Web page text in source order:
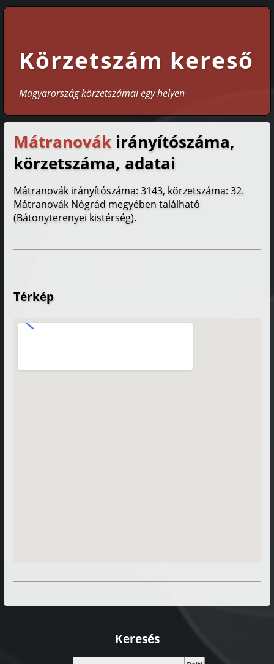
Körzetszám kereső
Magyarország körzetszámai egy helyen
Mátranovák irányítószáma,
körzetszáma, adatai
Mátranovák irányítószáma: 3143, körzetszáma: 32.
Mátranovák Nógrád megyében található
(Bátonyterenyei kistérség).
Térkép
Keresés